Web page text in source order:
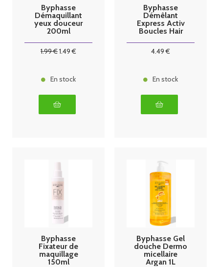
Byphasse
Démaquillant
yeux douceur
200ml
1.99€1.49 €
En stock
Byphasse
Démêlant
Express Activ
Boucles Hair
4.49 €
En stock
Byphasse
Fixateur de
maquillage
150ml
Byphasse Gel
douche Dermo
micellaire
Argan 1L